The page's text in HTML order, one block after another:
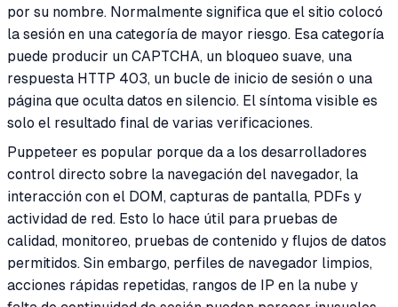
por su nombre. Normalmente significa que el sitio colocó
la sesión en una categoría de mayor riesgo. Esa categoría
puede producir un CAPTCHA, un bloqueo suave, una
respuesta HTTP 403, un bucle de inicio de sesión o una
página que oculta datos en silencio. El síntoma visible es
solo el resultado final de varias verificaciones.
Puppeteer es popular porque da a los desarrolladores
control directo sobre la navegación del navegador, la
interacción con el DOM, capturas de pantalla, PDFs y
actividad de red. Esto lo hace útil para pruebas de
calidad, monitoreo, pruebas de contenido y flujos de datos
permitidos. Sin embargo, perfiles de navegador limpios,
acciones rápidas repetidas, rangos de IP en la nube y